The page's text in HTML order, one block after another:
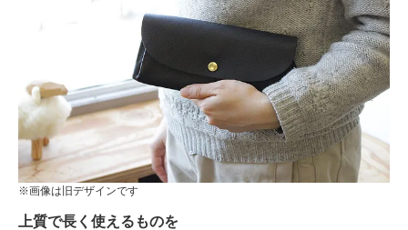
※画像は旧デザインです
上質で長く使えるものを